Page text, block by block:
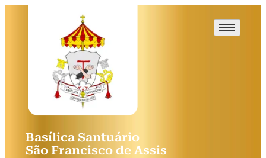
Basílica Santuário
São Francisco de Assis